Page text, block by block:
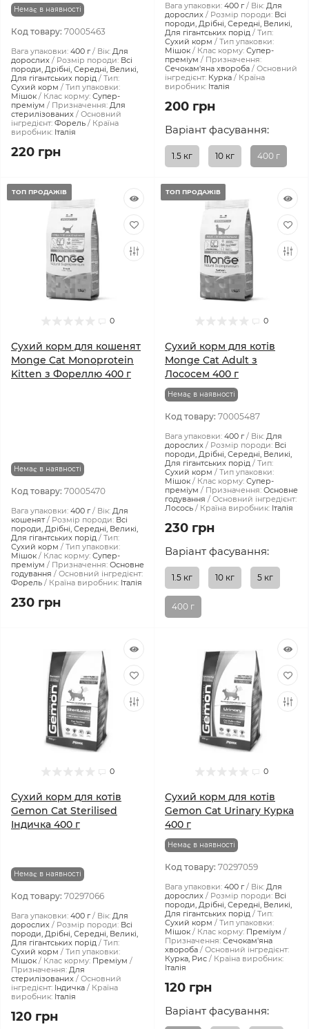
Немає в наявності
Код товару: 70005463
Вага упаковки: 400 г Вік: Для
дорослих
Розмір породи: Всі
породи, Дрібні, Середні, Великі,
Для гігантських порід
Тип:
Сухий корм
Тип упаковки:
Мішок
Клас корму: Супер-
преміум
Призначення: Для
стерилізованих
Основний
інгредієнт: Форель
Країна
виробник: Італія
220 грн
Вага упаковки: 400 г Вік: Для
дорослих
Розмір породи: Всі
породи, Дрібні, Середні, Великі,
Для гігантських порід
Тип:
Сухий корм
Тип упаковки:
Мішок
Клас корму: Супер-
преміум
Призначення:
Сечокам'яна хвороба
Основний
інгредієнт: Курка
Країна
виробник: Італія
200 грн
Варіант фасування:
1.5 кг 10 кг 400 г
ТОП ПРОДАЖІВ
0
Сухий корм для кошенят
Monge Cat Monoprotein
Kitten з Фореллю 400 г
Немає в наявності
Код товару: 70005470
Вага упаковки: 400 г Вік: Для
кошенят
Розмір породи: Всі
породи, Дрібні, Середні, Великі,
Для гігантських порід
Тип:
Сухий корм
Тип упаковки:
Мішок
Клас корму: Супер-
преміум
Призначення: Основне
годування
Основний інгредієнт:
Форель
Країна виробник: Італія
230 грн
ТОП ПРОДАЖІВ
0
Сухий корм для котів
Monge Cat Adult з
Лососем 400 г
Немає в наявності
Код товару: 70005487
Вага упаковки: 400 г Вік: Для
дорослих
Розмір породи: Всі
породи, Дрібні, Середні, Великі,
Для гігантських порід
Тип:
Сухий корм
Тип упаковки:
Мішок
Клас корму: Супер-
преміум
Призначення: Основне
годування
Основний інгредієнт:
Лосось
Країна виробник: Італія
230 грн
Варіант фасування:
1.5 кг 10 кг 5 кг
400 г
0
Сухий корм для котів
Gemon Cat Sterilised
Індичка 400 г
Немає в наявності
Код товару: 70297066
Вага упаковки: 400 г Вік: Для
дорослих
Розмір породи: Всі
породи, Дрібні, Середні, Великі,
Для гігантських порід
Тип:
Сухий корм
Тип упаковки:
Мішок
Клас корму: Преміум
Призначення: Для
стерилізованих
Основний
інгредієнт: Індичка
Країна
виробник: Італія
120 грн
0
Сухий корм для котів
Gemon Cat Urinary Курка
400 г
Немає в наявності
Код товару: 70297059
Вага упаковки: 400 г Вік: Для
дорослих
Розмір породи: Всі
породи, Дрібні, Середні, Великі,
Для гігантських порід
Тип:
Сухий корм
Тип упаковки:
Мішок
Клас корму: Преміум
Призначення: Сечокам'яна
хвороба
Основний інгредієнт:
Курка, Рис
Країна виробник:
Італія
120 грн
Варіант фасування: